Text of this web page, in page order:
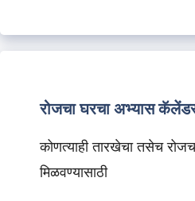
रोजचा घरचा अभ्यास
कोणत्याही तारखेचा तसेच
मिळवण्यासाठी